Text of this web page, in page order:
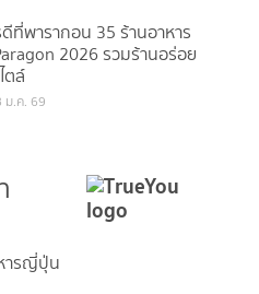
ดีที่พารากอน 35 ร้านอาหาร
2026 รวมร้านอร่อย
ตล์
ม.ค. 69
ารญี่ปุ่น